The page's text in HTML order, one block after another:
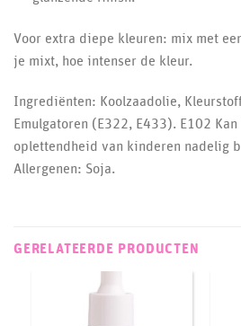
Voor extra diepe kleuren: mix met
je mixt, hoe intenser de kleur.
Ingrediënten: Koolzaadolie,
Emulgatoren (E322, E433). E102
oplettendheid van kinderen nadelig
Allergenen: Soja.
GERELATEERDE PRODUCTEN